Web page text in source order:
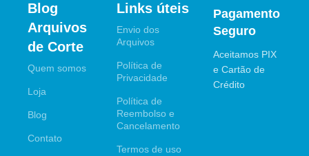
Blog
Arquivos
de Corte
Quem somos
Loja
Blog
Contato
Links úteis
Envio dos
Arquivos
Política de
Privacidade
Política de
Reembolso e
Cancelamento
Termos de uso
Pagamento
Seguro
Aceitamos PIX
e Cartão de
Crédito